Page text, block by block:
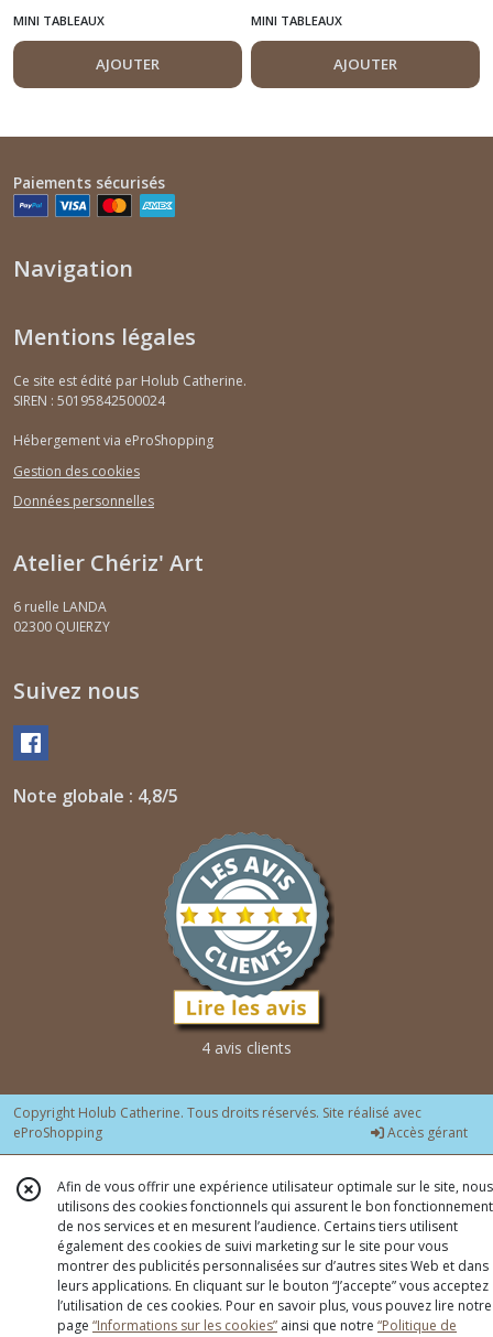
MINI TABLEAUX
AJOUTER
MINI TABLEAUX
AJOUTER
Paiements sécurisés
Navigation
Mentions légales
Ce site est édité par Holub Catherine.
SIREN : 50195842500024
Hébergement via eProShopping
Gestion des cookies
Données personnelles
Atelier Chériz' Art
6 ruelle LANDA
02300 QUIERZY
Suivez nous
Note globale : 4,8/5
4 avis clients
Copyright Holub Catherine. Tous droits réservés. Site réalisé avec
eProShopping
Accès gérant
Afin de vous offrir une expérience utilisateur optimale sur le site, nous
utilisons des cookies fonctionnels qui assurent le bon fonctionnement
de nos services et en mesurent l’audience. Certains tiers utilisent
également des cookies de suivi marketing sur le site pour vous
montrer des publicités personnalisées sur d’autres sites Web et dans
leurs applications. En cliquant sur le bouton “J’accepte” vous acceptez
l’utilisation de ces cookies. Pour en savoir plus, vous pouvez lire notre
page “Informations sur les cookies” ainsi que notre “Politique de